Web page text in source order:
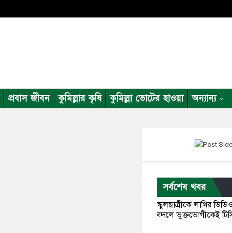
প্রবাস জীবন কুমিল্লার কৃষি কুমিল্লা ভোটের হাওয়া অন্যান্য
সর্বশেষ খবর
স্কুলছাত্রীকে লাথির
বদলে ভুক্তভোগীকেই